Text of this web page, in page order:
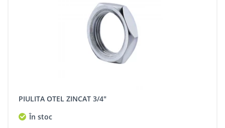
PIULITA OTEL ZINCAT 3/4"
În stoc